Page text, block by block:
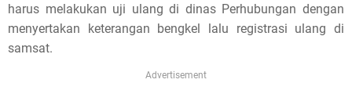
s
e
harus melakukan uji ulang di dinas Perhubungan dengan
menyertakan keterangan bengkel lalu registrasi ulang di
samsat.
Advertisement